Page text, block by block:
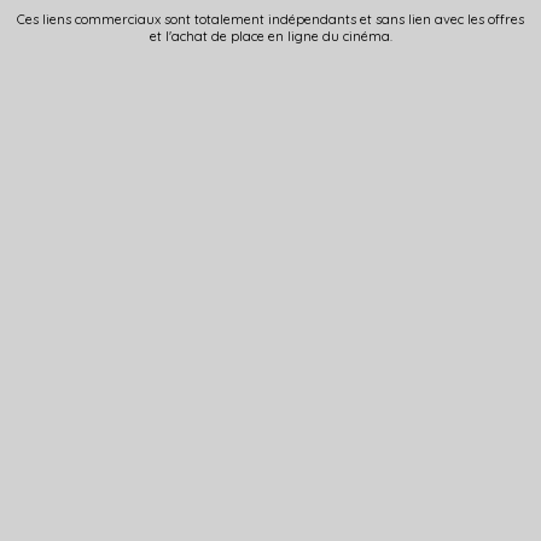
Ces liens commerciaux sont totalement indépendants et sans lien avec les offres
et l'achat de place en ligne du cinéma.